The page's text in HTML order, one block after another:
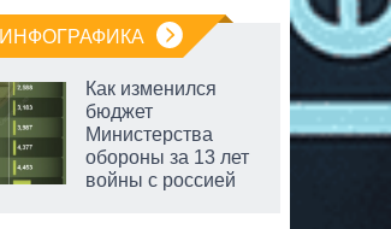
ИНФОГРАФИКА
Как изменился
бюджет
Министерства
обороны за 13 лет
войны с россией